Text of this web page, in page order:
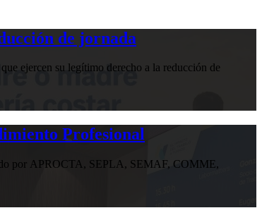
de jornada
ejercen su legítimo derecho a la reducción de
Profesional
por APROCTA, SEPLA, SEMAF, COMME,